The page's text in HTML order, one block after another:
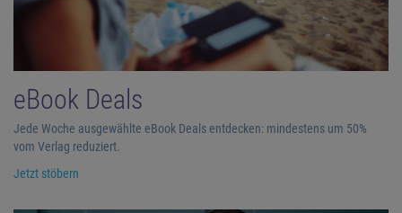
eBook Deals
Jede Woche ausgewählte eBook Deals entdecken: mindestens um 50%
vom Verlag reduziert.
Jetzt stöbern